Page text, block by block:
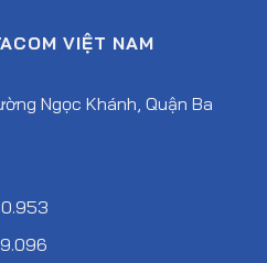
VIỆT NAM
Ngọc Khánh, Quận Ba